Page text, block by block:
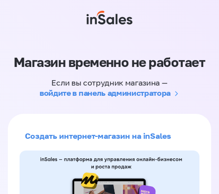
Магазин временно не работает
Если вы сотрудник магазина —
войдите в панель администратора
Создать интернет-магазин на inSales